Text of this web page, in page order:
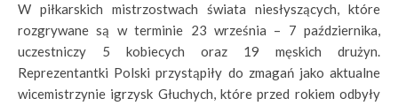
W piłkarskich mistrzostwach świata niesłyszących, które
rozgrywane są w terminie 23 września – 7 października,
uczestniczy 5 kobiecych oraz 19 męskich drużyn.
Reprezentantki Polski przystąpiły do zmagań jako aktualne
wicemistrzynie igrzysk Głuchych, które przed rokiem odbyły